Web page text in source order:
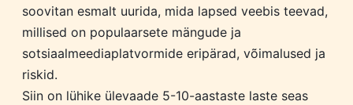
soovitan esmalt uurida, mida lapsed veebis teevad,
millised on populaarsete mängude ja
sotsiaalmeediaplatvormide eripärad, võimalused ja
riskid.
Siin on lühike ülevaade 5-10-aastaste laste seas